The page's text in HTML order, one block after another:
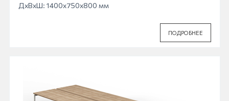
ДхВхШ: 1400x750x800 мм
ПОДРОБНЕЕ